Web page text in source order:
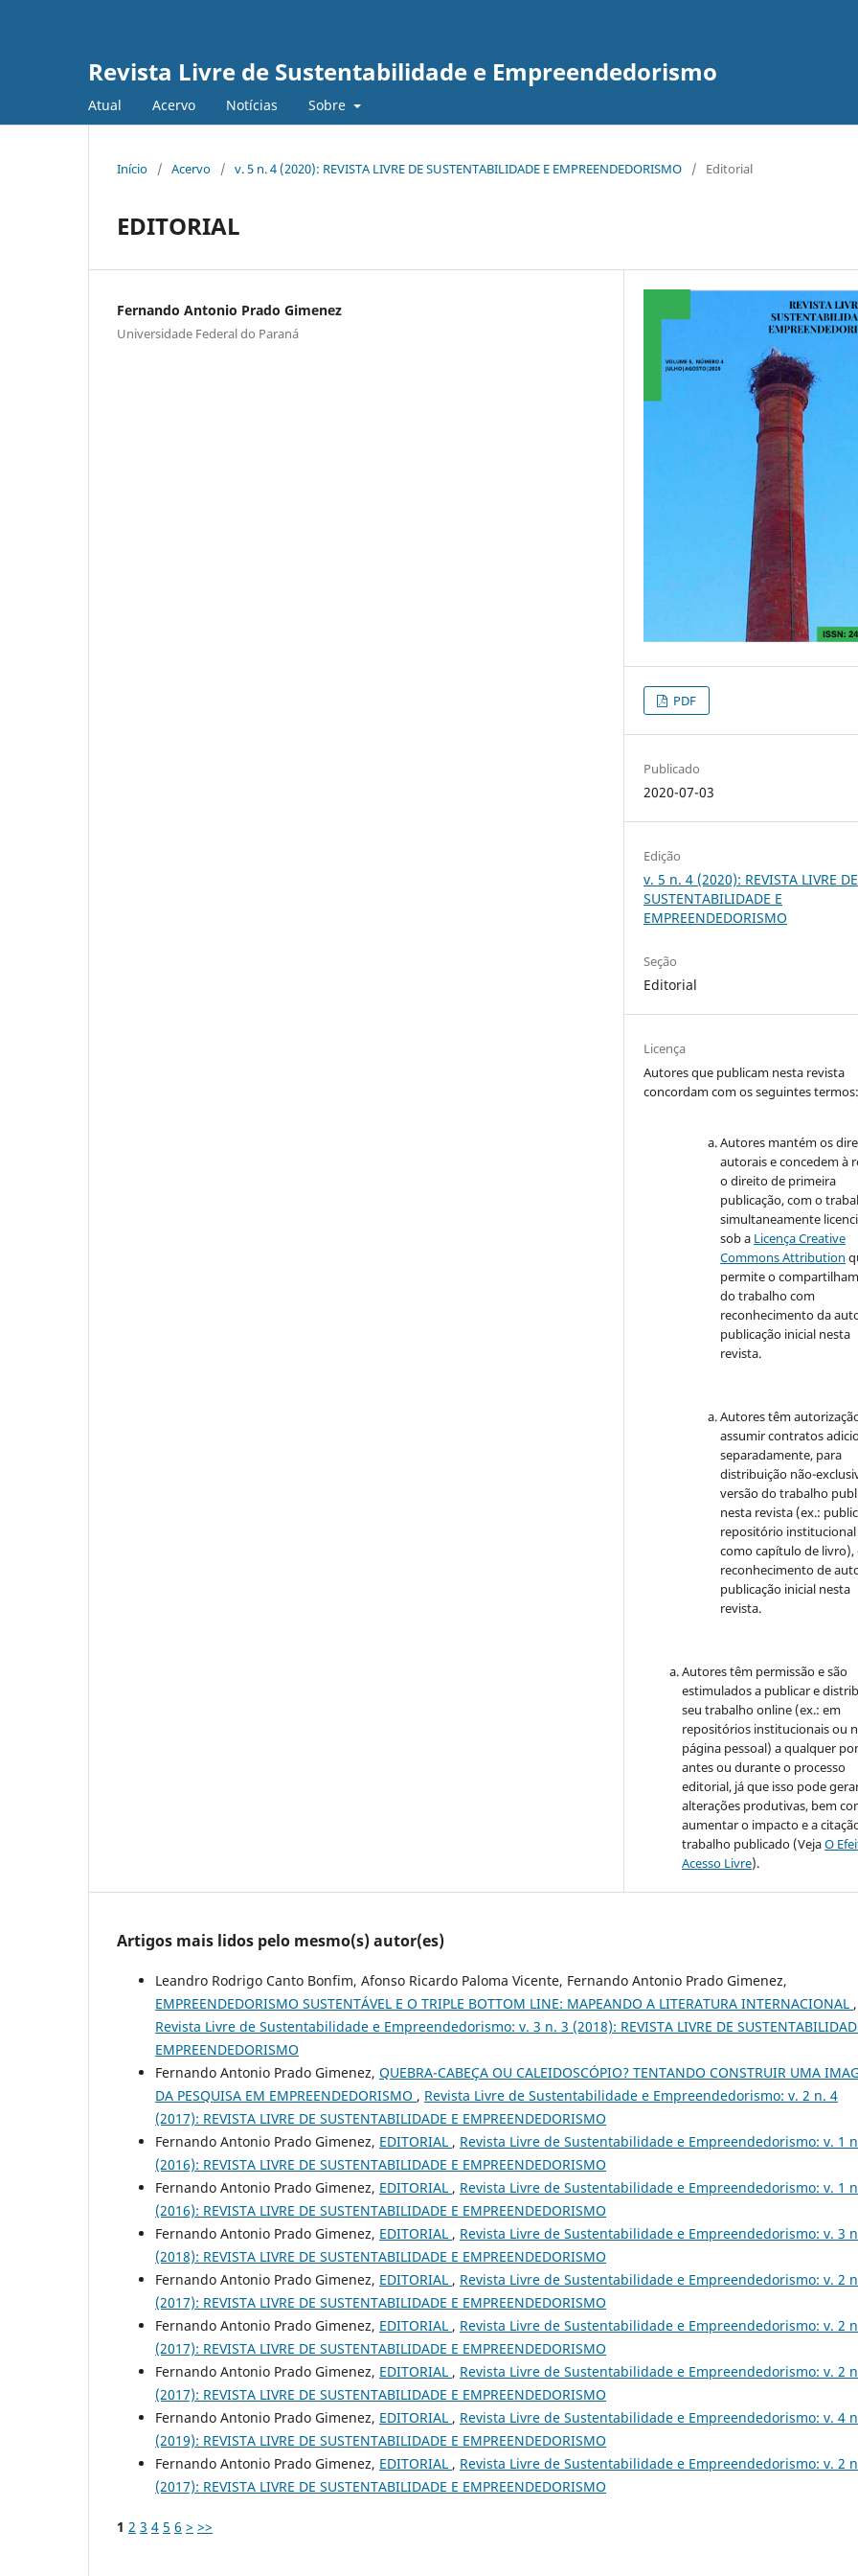
Revista Livre de Sustentabilidade e Empreendedorismo
Atual Acervo Notícias Sobre
Início / Acervo / v. 5 n. 4 (2020): REVISTA LIVRE DE SUSTENTABILIDADE E EMPREENDEDORISMO / Editorial
EDITORIAL
Fernando Antonio Prado Gimenez
Universidade Federal do Paraná
PDF
Publicado
2020-07-03
Edição
v. 5 n. 4 (2020): REVISTA LIVRE DE
SUSTENTABILIDADE E
EMPREENDEDORISMO
Seção
Editorial
Licença
Autores que publicam nesta revista
concordam com os seguintes termos:
Autores mantém os
autorais e concedem à
o direito de primeira
publicação, com o
simultaneamente
sob a Licença Creative
Commons Attribution
permite o
do trabalho com
reconhecimento da
publicação inicial nesta
revista.
Autores têm
assumir contratos
separadamente, para
distribuição não-
versão do trabalho
nesta revista (ex.:
repositório institucional
como capítulo de livro),
reconhecimento de
publicação inicial nesta
revista.
Autores têm permissão e são
estimulados a publicar e
seu trabalho online (ex.: em
repositórios institucionais ou
página pessoal) a qualquer
antes ou durante o processo
editorial, já que isso pode
alterações produtivas, bem
aumentar o impacto e a
trabalho publicado (VejaO
Acesso Livre).
Artigos mais lidos pelo mesmo(s) autor(es)
Leandro Rodrigo Canto Bonfim, Afonso Ricardo Paloma Vicente, Fernando Antonio Prado Gimenez,
EMPREENDEDORISMO SUSTENTÁVEL E O TRIPLE BOTTOM LINE: MAPEANDO A LITERATURA INTERNACIONAL ,
Revista Livre de Sustentabilidade e Empreendedorismo: v. 3 n. 3 (2018): REVISTA LIVRE DE
EMPREENDEDORISMO
Fernando Antonio Prado Gimenez, QUEBRA-CABEÇA OU CALEIDOSCÓPIO? TENTANDO CONSTRUIR UMA
DA PESQUISA EM EMPREENDEDORISMO , Revista Livre de Sustentabilidade e Empreendedorismo: v. 2 n. 4
(2017): REVISTA LIVRE DE SUSTENTABILIDADE E EMPREENDEDORISMO
Fernando Antonio Prado Gimenez, EDITORIAL , Revista Livre de Sustentabilidade e Empreendedorismo: v. 1
(2016): REVISTA LIVRE DE SUSTENTABILIDADE E EMPREENDEDORISMO
Fernando Antonio Prado Gimenez, EDITORIAL , Revista Livre de Sustentabilidade e Empreendedorismo: v. 1
(2016): REVISTA LIVRE DE SUSTENTABILIDADE E EMPREENDEDORISMO
Fernando Antonio Prado Gimenez, EDITORIAL , Revista Livre de Sustentabilidade e Empreendedorismo: v. 3
(2018): REVISTA LIVRE DE SUSTENTABILIDADE E EMPREENDEDORISMO
Fernando Antonio Prado Gimenez, EDITORIAL , Revista Livre de Sustentabilidade e Empreendedorismo: v. 2
(2017): REVISTA LIVRE DE SUSTENTABILIDADE E EMPREENDEDORISMO
Fernando Antonio Prado Gimenez, EDITORIAL , Revista Livre de Sustentabilidade e Empreendedorismo: v. 2
(2017): REVISTA LIVRE DE SUSTENTABILIDADE E EMPREENDEDORISMO
Fernando Antonio Prado Gimenez, EDITORIAL , Revista Livre de Sustentabilidade e Empreendedorismo: v. 2
(2017): REVISTA LIVRE DE SUSTENTABILIDADE E EMPREENDEDORISMO
Fernando Antonio Prado Gimenez, EDITORIAL , Revista Livre de Sustentabilidade e Empreendedorismo: v. 4
(2019): REVISTA LIVRE DE SUSTENTABILIDADE E EMPREENDEDORISMO
Fernando Antonio Prado Gimenez, EDITORIAL , Revista Livre de Sustentabilidade e Empreendedorismo: v. 2
(2017): REVISTA LIVRE DE SUSTENTABILIDADE E EMPREENDEDORISMO
1 2 3 4 5 6 > >>